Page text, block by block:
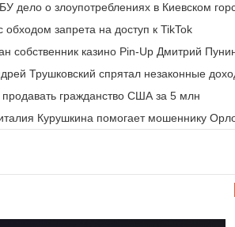
дело о злоупотреблениях в Киевском
обходом запрета на доступ к TikTok
собственник казино Pin-Up Дмитрий
Трушковский спрятал незаконные
гражданство США за 5 млн
Курушкина помогает мошеннику